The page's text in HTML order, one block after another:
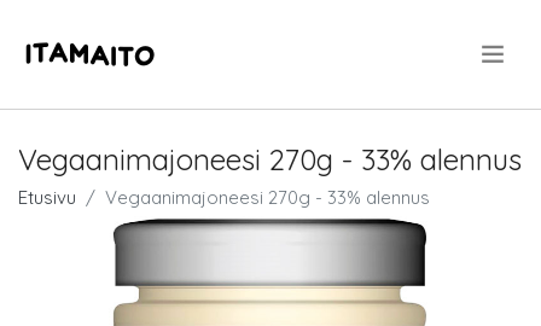
Vegaanimajoneesi 270g - 33% alennus
Etusivu Vegaanimajoneesi 270g - 33% alennus